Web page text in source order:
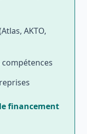
AKTO,
financement